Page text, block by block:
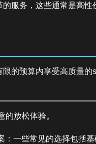
服务，这些通常是高性
的预算内享受高质量
放松体验。
：一些常见的选择包括